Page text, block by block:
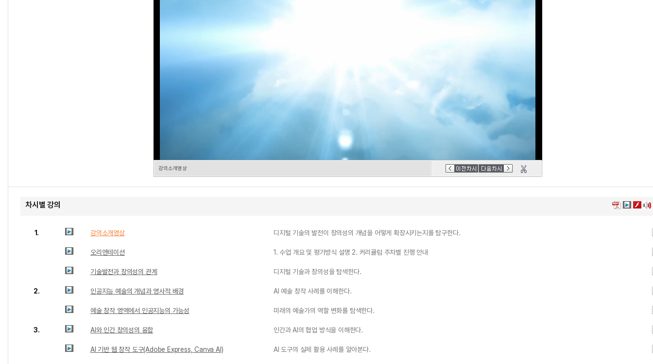
강의소개영상
차시별 강의
1. 강의소개영상 디지털 기술의 발전이 창의성의 개념을 어떻게 확장시키는지를 탐구한다.
오리엔테이션 1. 수업 개요 및 평가방식 설명 2. 커리큘럼 주차별 진행 안내
기술발전과 창의성의 관계 디지털 기술과 창의성을 탐색한다.
2. 인공지능 예술의 개념과 영사적 배경 AI 예술 창작 사례를 이해한다.
예술 창작 영역에서 인공지능의 가능성 미래의 예술가의 역할 변화를 탐색한다.
3. AI와 인간 창의성의 융합 인간과 AI의 협업 방식을 이해한다.
AI 기반 웹 창작 도구(Adobe Express, Canva AI) AI 도구의 실제 활용 사례를 알아본다.